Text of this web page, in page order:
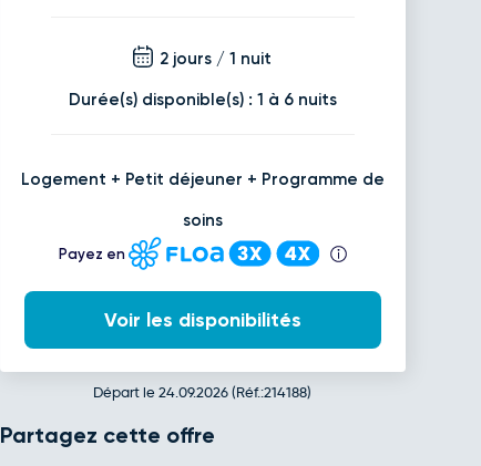
2 jours / 1 nuit
Durée(s) disponible(s) : 1 à 6 nuits
Logement + Petit déjeuner + Programme de
soins
Payez en
Voir les disponibilités
Départ le 24.09.2026 (Réf.:214188)
Partagez cette offre